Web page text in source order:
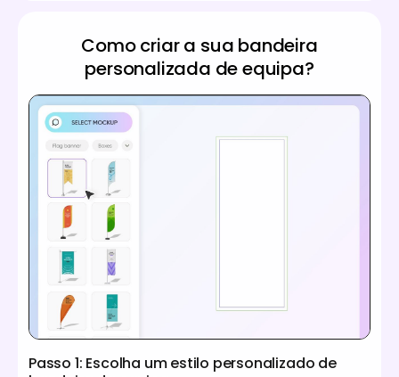
Como criar a sua bandeira
personalizada de equipa?
Passo 1: Escolha um estilo personalizado de